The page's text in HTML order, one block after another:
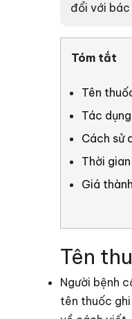
đổi với bác
Tóm tắt
Tên
Tác
Cách sử
Thời
Giá thành
Tên
Người bệnh
tên thuốc